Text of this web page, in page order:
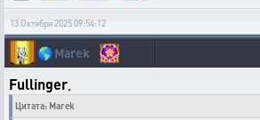
13 Октября 2025 09:54:12
🌎Marek
Fullinger,
Цитата: Marek